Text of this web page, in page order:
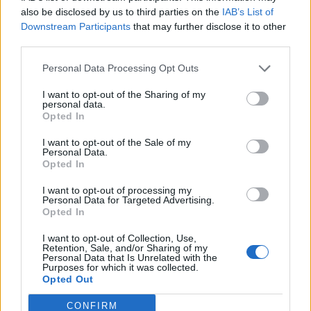
also be disclosed by us to third parties on the IAB’s List of
Downstream Participants that may further disclose it to other
Personal Data Processing Opt Outs
I want to opt-out of the Sharing of my
personal data.
Opted In
I want to opt-out of the Sale of my
Personal Data.
Opted In
I want to opt-out of processing my
Personal Data for Targeted Advertising.
Opted In
I want to opt-out of Collection, Use,
Retention, Sale, and/or Sharing of my
Personal Data that Is Unrelated with the
Purposes for which it was collected.
Opted Out
CONFIRM
уменьшить неведение, но надо уметь
ограничивать их объем, чтобы не возникала
информации, что может усилить страх и
беспокойство.
Если вы испытываете переживания и тревогу,
фармацевт рекомендует успокоительные
различные растительные экстракты –
валериана, мелисса, пассифлора, а также
минеральное вещество магний, помогающее
снижению стресса. Важно также принимать
витамин В6, способствующий нормальному
функционированию нервной системы.